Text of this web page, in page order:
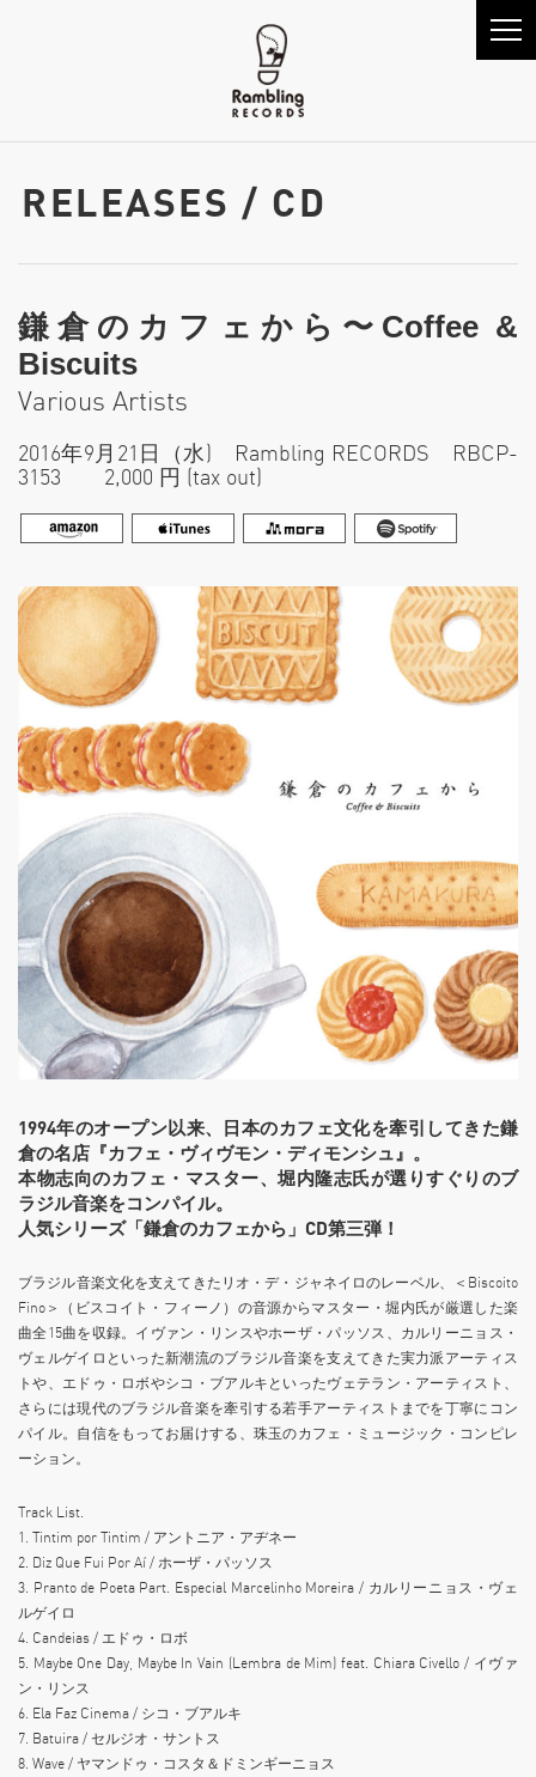
RELEASES / CD
鎌倉のカフェから〜Coffee &
Biscuits
Various Artists
2016年9月21日（水) Rambling RECORDS RBCP-
3153 2,000 円 (tax out)
1994年のオープン以来、日本のカフェ文化を牽引してきた鎌
倉の名店『カフェ・ヴィヴモン・ディモンシュ』。
本物志向のカフェ・マスター、堀内隆志氏が選りすぐりのブ
ラジル音楽をコンパイル。
人気シリーズ「鎌倉のカフェから」CD第三弾！
ブラジル音楽文化を支えてきたリオ・デ・ジャネイロのレーベル、＜Biscoito
Fino＞（ビスコイト・フィーノ）の音源からマスター・堀内氏が厳選した楽
曲全15曲を収録。イヴァン・リンスやホーザ・パッソス、カルリーニョス・
ヴェルゲイロといった新潮流のブラジル音楽を支えてきた実力派アーティス
トや、エドゥ・ロボやシコ・ブアルキといったヴェテラン・アーティスト、
さらには現代のブラジル音楽を牽引する若手アーティストまでを丁寧にコン
パイル。自信をもってお届けする、珠玉のカフェ・ミュージック・コンピレ
ーション。
Track List.
1. Tintim por Tintim / アントニア・アヂネー
2. Diz Que Fui Por Aí / ホーザ・パッソス
3. Pranto de Poeta Part. Especial Marcelinho Moreira / カルリーニョス・ヴェ
ルゲイロ
4. Candeias / エドゥ・ロボ
5. Maybe One Day, Maybe In Vain (Lembra de Mim) feat. Chiara Civello / イヴァ
ン・リンス
6. Ela Faz Cinema / シコ・ブアルキ
7. Batuira / セルジオ・サントス
8. Wave / ヤマンドゥ・コスタ＆ドミンギーニョス